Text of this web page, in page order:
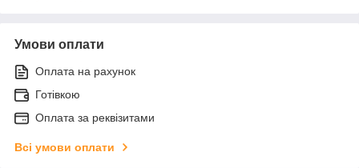
Умови оплати
Оплата на рахунок
Готівкою
Оплата за реквізитами
Всі умови оплати